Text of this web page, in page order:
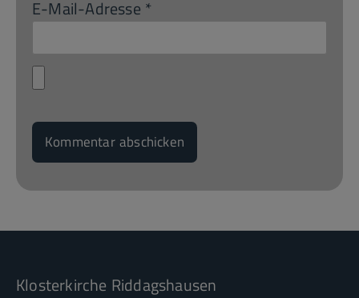
E-Mail-Adresse *
Klosterkirche Riddagshausen